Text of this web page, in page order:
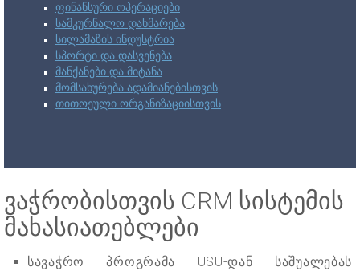
ფინანსური ოპერაციები
სამკურნალო დახმარება
სილამაზის ინდუსტრია
სპორტი და დასვენება
მანქანები და მიტანა
მომსახურება ადამიანებისთვის
თითოეული ორგანიზაციისთვის
ვაჭრობისთვის CRM სისტემის
მახასიათებლები
სავაჭრო პროგრამა USU-დან საშუალებას